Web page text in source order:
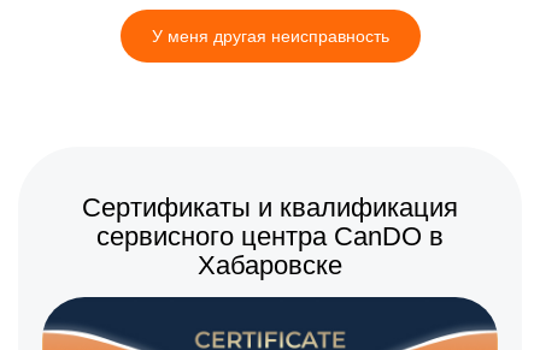
У меня другая неисправность
Сертификаты и квалификация
сервисного центра CanDO в
Хабаровске